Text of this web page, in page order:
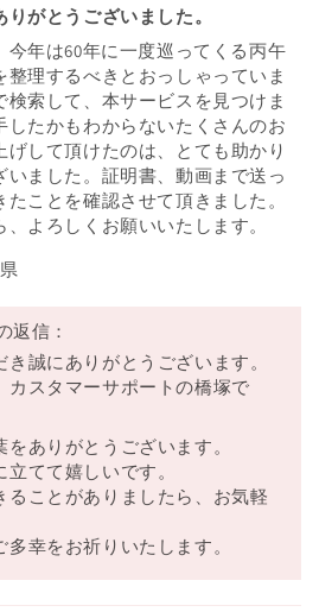
がとうございました。
今年は60年に一度巡ってくる丙午
理するべきとおっしゃっていま
検索して、本サービスを見つけま
したかもわからないたくさんのお
して頂けたのは、とても助かり
いました。証明書、動画まで送っ
ことを確認させて頂きました。
よろしくお願いいたします。
返信：
誠にありがとうございます。
カスタマーサポートの橋塚で
ありがとうございます。
てて嬉しいです。
ることがありましたら、お気軽
幸をお祈りいたします。